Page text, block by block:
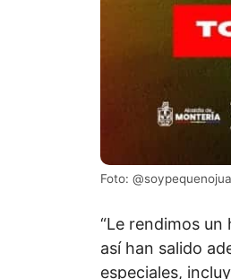
Foto:
“Le rendimos
así han salido
especiales,